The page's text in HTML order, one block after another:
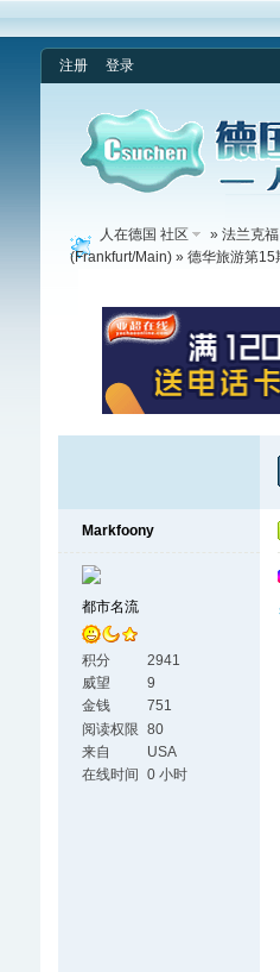
注册 登录
人在德国 社区 » 法兰克福
(Frankfurt/Main)» 德华旅游第15
Markfoony
都市名流
积分
2941
威望
9
金钱
751
阅读权限 80
来自
USA
在线时间
0 小时